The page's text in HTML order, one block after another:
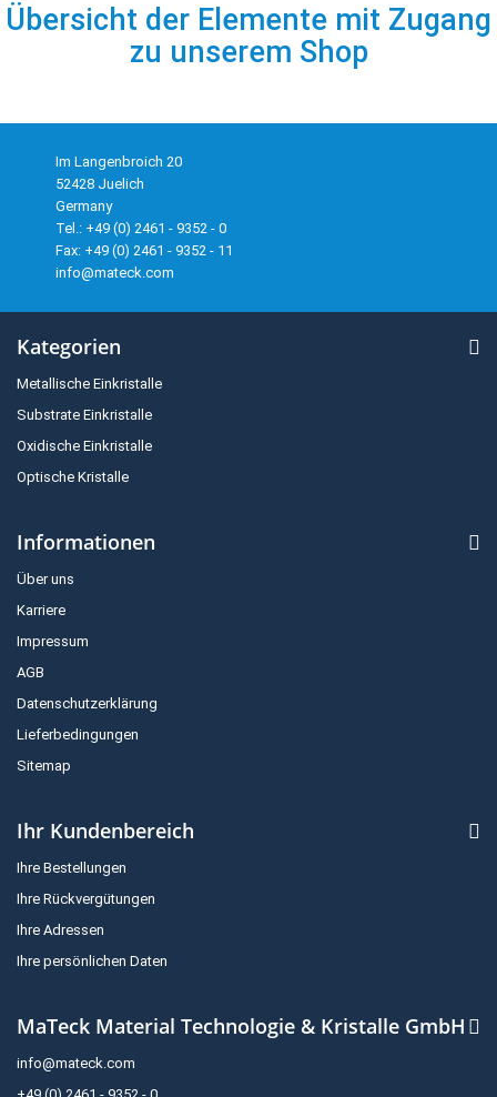
Übersicht der Elemente mit Zugang
zu unserem Shop
Im Langenbroich 20
52428 Juelich
Germany
Tel.: +49 (0) 2461 - 9352 - 0
Fax: +49 (0) 2461 - 9352 - 11
info@mateck.com
Kategorien
Metallische Einkristalle
Substrate Einkristalle
Oxidische Einkristalle
Optische Kristalle
Informationen
Über uns
Karriere
Impressum
AGB
Datenschutzerklärung
Lieferbedingungen
Sitemap
Ihr Kundenbereich
Ihre Bestellungen
Ihre Rückvergütungen
Ihre Adressen
Ihre persönlichen Daten
MaTeck Material Technologie & Kristalle GmbH
info@mateck.com